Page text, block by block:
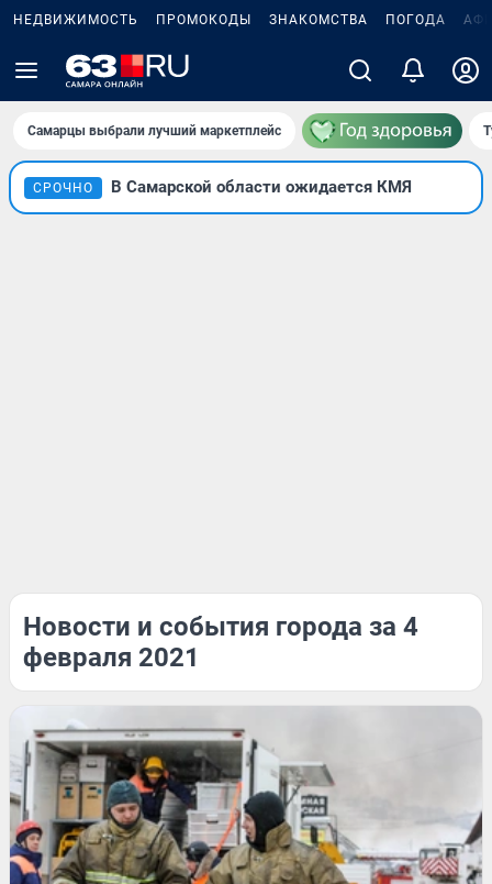
НЕДВИЖИМОСТЬ ПРОМОКОДЫ ЗНАКОМСТВА ПОГОДА
Самарцы выбрали лучший маркетплейс
СРОЧНО В Самарской области ожидается КМЯ
Новости и события города за 4
февраля 2021